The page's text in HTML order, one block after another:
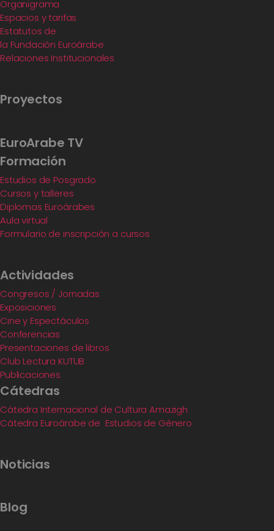
Organigrama
Espacios y tarifas
Estatutos de
la Fundación Euroárabe
Relaciones Institucionales
Proyectos
EuroArabe TV
Formación
Estudios de Posgrado
Cursos y talleres
Diplomas Euroárabes
Aula virtual
Formulario de inscripción a cursos
Actividades
Congresos / Jornadas
Exposiciones
Cine y Espectáculos
Conferencias
Presentaciones de libros
Club Lectura KUTUB
Publicaciones
Cátedras
Cátedra Internacional de Cultura Amazigh
Cátedra Euroárabe de Estudios de Género
Noticias
Blog